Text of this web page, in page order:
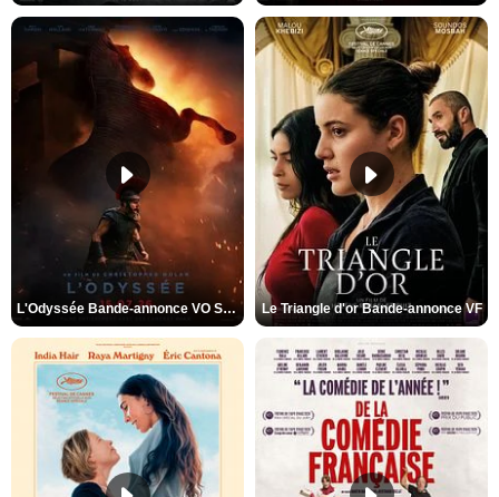
L'Odyssée Bande-annonce VO STFR Le Triangle d'or Bande-annonce VF